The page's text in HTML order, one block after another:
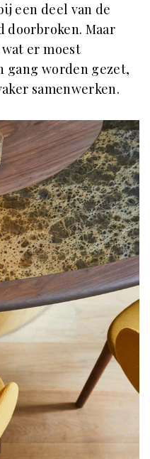
een deel van de
Maar
er moest
gang worden gezet,
samenwerken.